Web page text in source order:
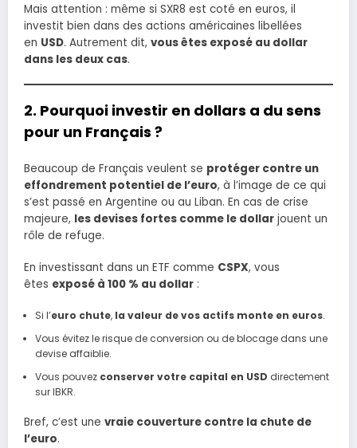
Mais attention : même si SXR8 est coté en euros, il
investit bien dans des actions américaines libellées
en USD. Autrement dit, vous êtes exposé au dollar
dans les deux cas.
2. Pourquoi investir en dollars a du sens
pour un Français ?
Beaucoup de Français veulent se protéger contre un
effondrement potentiel de l’euro, à l’image de ce qui
s’est passé en Argentine ou au Liban. En cas de crise
majeure, les devises fortes comme le dollar jouent un
rôle de refuge.
En investissant dans un ETF comme CSPX, vous
êtes exposé à 100 % au dollar :
Si l’euro chute, la valeur de vos actifs monte en euros.
Vous évitez le risque de conversion ou de blocage dans une
devise affaiblie.
Vous pouvez conserver votre capital en USD directement
sur IBKR.
Bref, c’est une vraie couverture contre la chute de
l’euro.